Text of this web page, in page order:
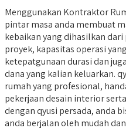
Menggunakan Kontraktor
pintar masa anda membuat
kebaikan yang dihasilkan
proyek, kapasitas operasi
ketepatgunaan durasi dan
dana yang kalian keluarkan.
rumah yang profesional,
pekerjaan desain interior
dengan qyusi persada, anda
anda berjalan oleh mudah